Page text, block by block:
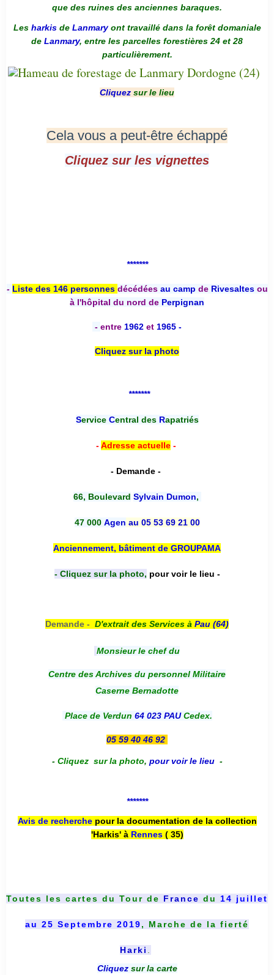
que des ruines des anciennes baraques.
Les harkis de Lanmaryont travaillé dans la forêt domaniale
de Lanmary, entre les parcelles forestières 24 et 28
particulièrement.
Cliquez sur le lieu
Cela vous a peut-être échappé
Cliquez sur les vignettes
*******
- Liste des 146 personnes décédées au camp deRivesaltesou
à l'hôpital du nord de Perpignan
- entre 1962 et 1965 -
Cliquez sur la photo
*******
Service Central desRapatriés
-Adresse actuelle-
- Demande -
66, Boulevard Sylvain Dumon,
47 000 Agen au 05 53 69 21 00
Anciennement, bâtiment de GROUPAMA
- Cliquez sur la photo, pour voir le lieu -
Demande - D'extrait des Services à Pau (64)
Monsieur le chef du
Centre des Archives du personnel Militaire
Caserne Bernadotte
Place de Verdun 64 023 PAUCedex.
05 59 40 46 92
- Cliquez sur la photo, pour voir le lieu -
*******
Avis de recherche pour la documentation de la collection
'Harkis' à Rennes( 35)
Toutes les cartes du Tour de France du 14 juillet
au 25 Septembre 2019, Marche de la fierté
Harki
Cliquez sur la carte